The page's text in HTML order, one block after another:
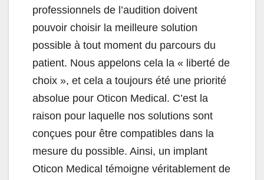
professionnels de l’audition doivent
pouvoir choisir la meilleure solution
possible à tout moment du parcours du
patient. Nous appelons cela la « liberté de
choix », et cela a toujours été une priorité
absolue pour Oticon Medical. C’est la
raison pour laquelle nos solutions sont
conçues pour être compatibles dans la
mesure du possible. Ainsi, un implant
Oticon Medical témoigne véritablement de